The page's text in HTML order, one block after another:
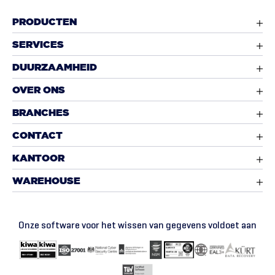
PRODUCTEN
SERVICES
DUURZAAMHEID
OVER ONS
BRANCHES
CONTACT
KANTOOR
WAREHOUSE
Onze software voor het wissen van gegevens voldoet aan